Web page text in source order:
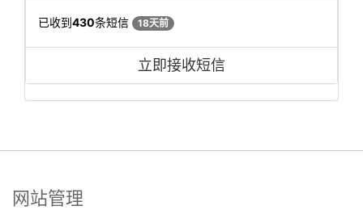
已收到430条短信 18天前
立即接收短信
网站管理